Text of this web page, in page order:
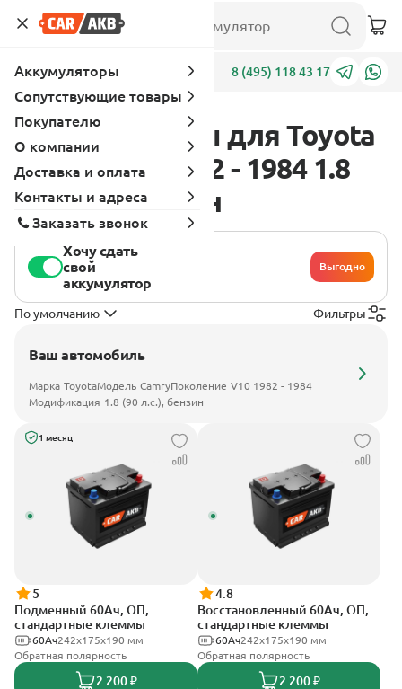
Адреса 8 (495) 118 43 17
Аккумуляторы для Toyota
Camry V10 1982 - 1984 1.8
(90 л.с.), бензин
Хочу сдать
свой
аккумулятор
Выгодно
По умолчанию Фильтры
Ваш автомобиль
Марка ToyotaМодель CamryПоколение V10 1982 - 1984
Модификация 1.8 (90 л.с.), бензин
1 месяц
5
Подменный 60Ач, ОП,
стандартные клеммы
242х175х190 мм
60Ач
Обратная полярность
2 200 ₽
4.8
Восстановленный 60Ач, ОП,
стандартные клеммы
242х175х190 мм
60Ач
Обратная полярность
2 200 ₽
Аккумуляторы
Сопутствующие товары
Покупателю
О компании
Доставка и оплата
Контакты и адреса
Заказать звонок